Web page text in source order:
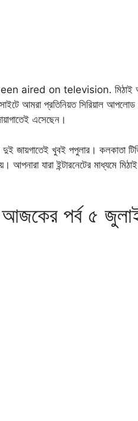
on television. মিঠাই
আমরা প্রতিনিয়ত সিরিয়াল আপলোড
এসেছেন।
দুই জায়গাতেই খুবই পপুলার। কলকাতা
যারা ইন্টারনেটের মাধ্যমে
পর্ব ৫